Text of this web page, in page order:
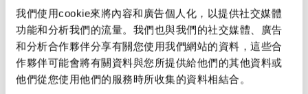
我們使用cookie來將內容和廣告個人化，以提供社交媒體
功能和分析我們的流量。我們也與我們的社交媒體、廣告
和分析合作夥伴分享有關您使用我們網站的資料，這些合
作夥伴可能會將有關資料與您所提供給他們的其他資料或
他們從您使用他們的服務時所收集的資料相結合。
GT5P, GE1A）
繼電器安全柵（EB3C,
EB4C, EB3N, EB3L, EB3P,
IPL1, EB3S, D5000）